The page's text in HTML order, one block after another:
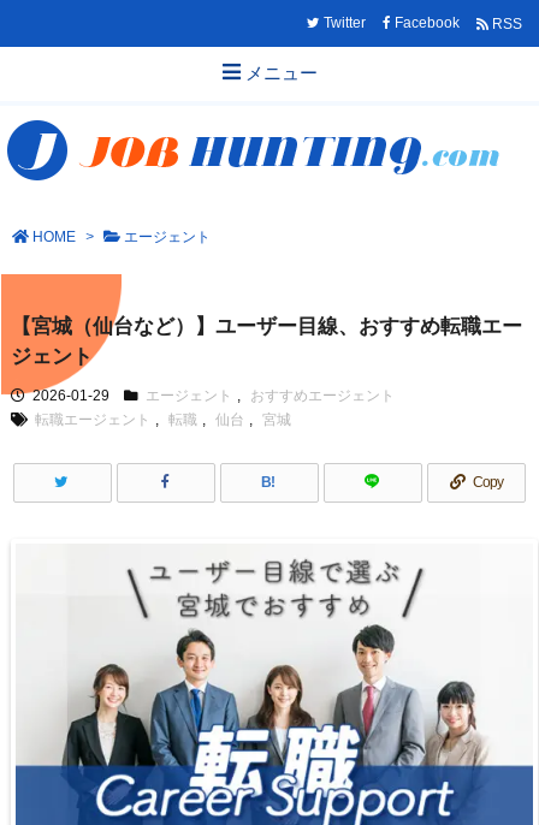
メニュー
Twitter Facebook RSS
HOME > エージェント
【宮城（仙台など）】ユーザー目線、おすすめ転職エー
ジェント
2026-01-29 エージェント
おすすめエージェント
転職エージェント
転職 仙台 宮城
B! Copy